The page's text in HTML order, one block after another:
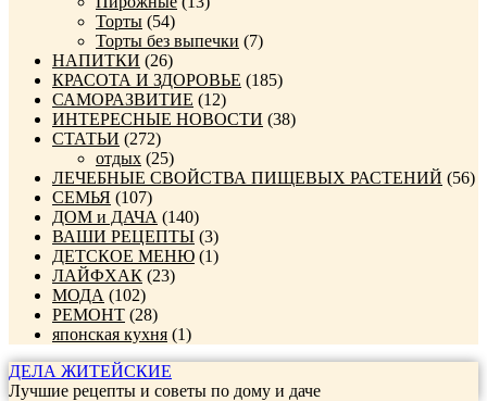
Торты (54)
Торты без выпечки (7)
НАПИТКИ (26)
КРАСОТА И ЗДОРОВЬЕ (185)
САМОРАЗВИТИЕ (12)
ИНТЕРЕСНЫЕ НОВОСТИ (38)
СТАТЬИ (272)
отдых (25)
ЛЕЧЕБНЫЕ СВОЙСТВА ПИЩЕВЫХ РАСТЕНИЙ (56)
СЕМЬЯ (107)
ДОМ и ДАЧА (140)
ВАШИ РЕЦЕПТЫ (3)
ДЕТСКОЕ МЕНЮ (1)
ЛАЙФХАК (23)
МОДА (102)
РЕМОНТ (28)
японская кухня (1)
ДЕЛА ЖИТЕЙСКИЕ
Лучшие рецепты и советы по дому и даче